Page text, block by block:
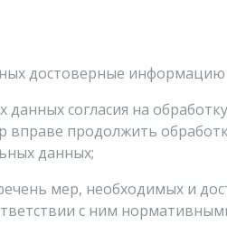
достоверные
данных согласия на
продолжить
данных;
мер, необходимых и
с ним